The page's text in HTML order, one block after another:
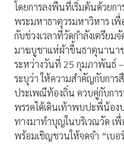
โดยการลงพื้นที่เริ่มต้นด้วยก
พระมหาธาตุวรมหาวิหาร เ
กับช่วงเวลาที่วัดกำลังเตรีย
มาฆบูชาแห่ผ้าขึ้นธาตุนานา
ระหว่างวันที่ 25 กุมภาพันธ์
ระบุว่า ให้ความสำคัญกับกา
ประเพณีท้องถิ่น ควบคู่กับกา
พรรคได้เดินเท้าพบปะพี่น้อ
ทางมาทำบุญในบริเวณวัด เ
พร้อมเชิญชวนให้จดจำ “เบอ